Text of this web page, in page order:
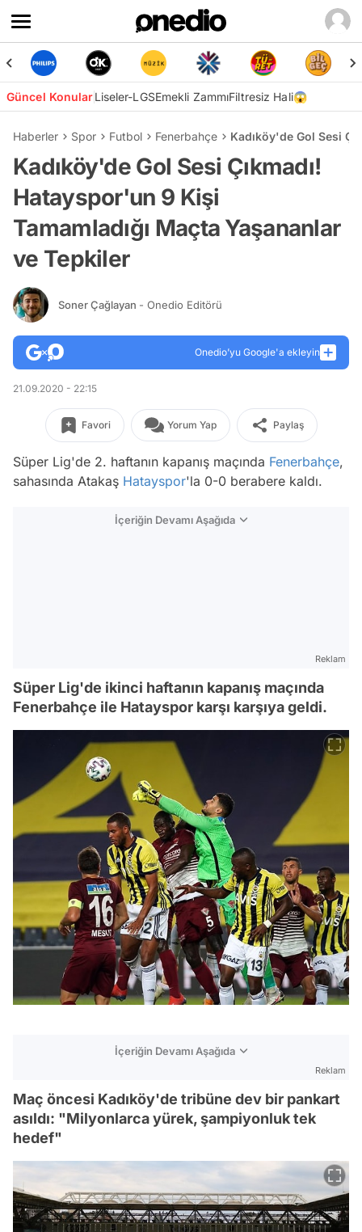
Güncel KonularLiseler-LGSEmekli ZammıFiltresiz Hali😱
Haberler Spor Futbol Fenerbahçe Kadıköy'de Gol Sesi
Kadıköy'de Gol Sesi Çıkmadı!
Hatayspor'un 9 Kişi
Tamamladığı Maçta Yaşananlar
ve Tepkiler
Soner Çağlayan - Onedio Editörü
Onedio’yu Google'a ekleyin
21.09.2020 - 22:15
Favori Yorum Yap Paylaş
Süper Lig'de 2. haftanın kapanış maçında Fenerbahçe,
sahasında Atakaş Hatayspor'la 0-0 berabere kaldı.
İçeriğin Devamı Aşağıda
Reklam
Süper Lig'de ikinci haftanın kapanış maçında
Fenerbahçe ile Hatayspor karşı karşıya geldi.
İçeriğin Devamı Aşağıda
Reklam
Maç öncesi Kadıköy'de tribüne dev bir pankart
asıldı: "Milyonlarca yürek, şampiyonluk tek
hedef"